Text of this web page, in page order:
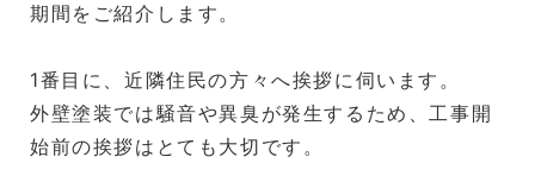
期間をご紹介します。
1番目に、近隣住民の方々へ挨拶に伺います。
外壁塗装では騒音や異臭が発生するため、工事開
始前の挨拶はとても大切です。